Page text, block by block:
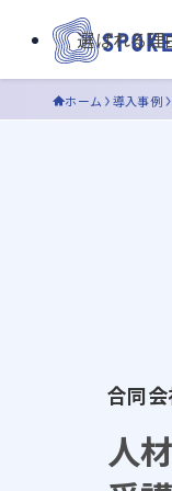
選ばれる理
ホーム 導入事例
合同
人